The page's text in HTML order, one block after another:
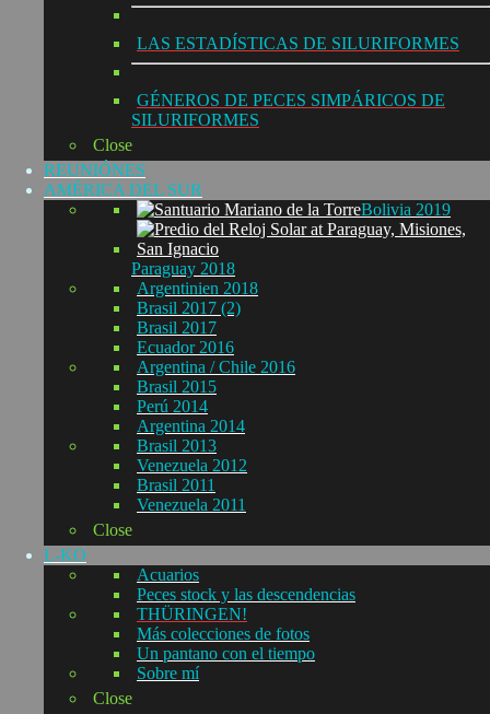
LAS ESTADÍSTICAS DE SILURIFORMES
GÉNEROS DE PECES SIMPÁRICOS DE
SILURIFORMES
Close
REUNIÓNES
AMÉRICA DEL SUR
Bolivia 2019
Paraguay 2018
Argentinien 2018
Brasil 2017 (2)
Brasil 2017
Ecuador 2016
Argentina / Chile 2016
Brasil 2015
Perú 2014
Argentina 2014
Brasil 2013
Venezuela 2012
Brasil 2011
Venezuela 2011
Close
L-KO
Acuarios
Peces stock y las descendencias
THÜRINGEN!
Más colecciones de fotos
Un pantano con el tiempo
Sobre mí
Close